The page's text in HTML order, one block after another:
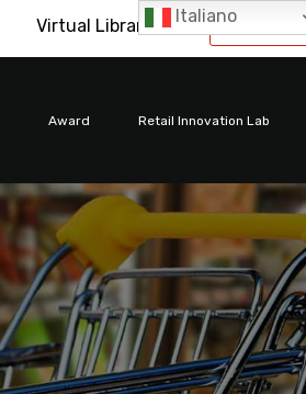
Virtual Library
Award Retail Innovation Lab
Italiano